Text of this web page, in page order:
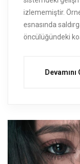
izlememiştir.
esnasında
öncülüğündeki
Devamını